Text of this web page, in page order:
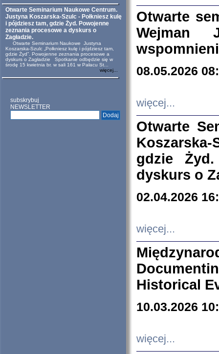
Otwarte Seminarium Naukowe Centrum.
Justyna Koszarska-Szulc - Połkniesz kulę
i pójdziesz tam, gdzie Żyd. Powojenne
zeznania procesowe a dyskurs o
Zagładzie.
Otwarte Seminarium Naukowe Justyna
Koszarska-Szulc „Połkniesz kulę i pójdziesz tam,
gdzie Żyd”. Powojenne zeznania procesowe a
dyskurs o Zagładzie Spotkanie odbędzie się w
środę 15 kwietnia br. w sali 161 w Pałacu St...
więcej...
subskrybuj
NEWSLETTER
Otwarte
Wejman
08.05.2026
więcej...
Otwarte
Koszarska-
gdzie
dyskurs o
02.04.2026
więcej...
Historical
10.03.2026
więcej...